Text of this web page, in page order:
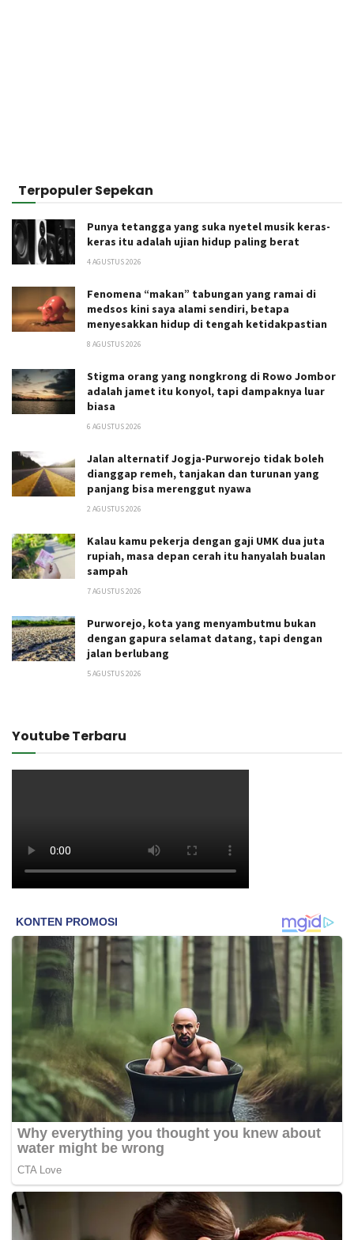
Terpopuler Sepekan
Punya tetangga yang suka nyetel musik keras-
keras itu adalah ujian hidup paling berat
4 AGUSTUS 2026
Fenomena “makan” tabungan yang ramai di
medsos kini saya alami sendiri, betapa
menyesakkan hidup di tengah ketidakpastian
8 AGUSTUS 2026
Stigma orang yang nongkrong di Rowo Jombor
adalah jamet itu konyol, tapi dampaknya luar
biasa
6 AGUSTUS 2026
Jalan alternatif Jogja-Purworejo tidak boleh
dianggap remeh, tanjakan dan turunan yang
panjang bisa merenggut nyawa
2 AGUSTUS 2026
Kalau kamu pekerja dengan gaji UMK dua juta
rupiah, masa depan cerah itu hanyalah bualan
sampah
7 AGUSTUS 2026
Purworejo, kota yang menyambutmu bukan
dengan gapura selamat datang, tapi dengan
jalan berlubang
5 AGUSTUS 2026
Youtube Terbaru